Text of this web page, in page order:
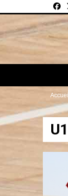
Accueil
Panneau de gestion